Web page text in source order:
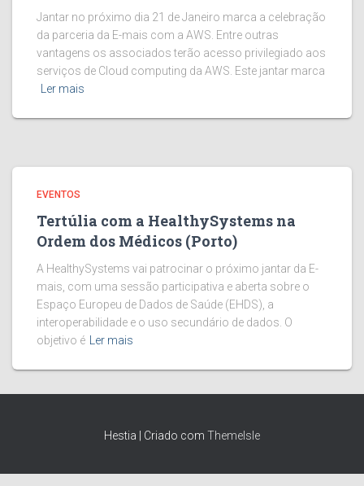
Jantar no próximo dia 21 de Janeiro marca a celebração
da parceria da E-mais com a AWS. Entre outras
vantagens os associados terão acesso privilegiado aos
serviços de Cloud computing da AWS. Este jantar marca
Ler mais
EVENTOS
Tertúlia com a HealthySystems na
Ordem dos Médicos (Porto)
A HealthySystems vai patrocinar o próximo jantar da E-
mais, com uma sessão participativa e aberta sobre o
Espaço Europeu de Dados de Saúde (EHDS), a
interoperabilidade e o uso secundário de dados. O
objetivo é
Ler mais
Hestia | Criado com ThemeIsle